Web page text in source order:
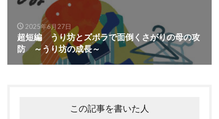
2025年6月27日
超短編 うり坊とズボラで面倒くさがりの母の攻
防 ～うり坊の成長～
この記事を書いた人